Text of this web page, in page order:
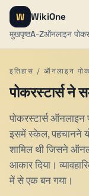
W WikiOne
मुखपृष्ठA-Zऑनलाइन पोकर
इतिहास / ऑनलाइन
पोकरस्टार्स ने
पोकरस्टार्स ऑनलाइन
इसमें स्केल, पहचानने
शामिल थी जिसने
आकार दिया।
में से एक बन गया।